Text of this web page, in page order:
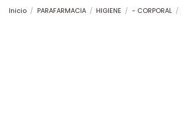
Inicio PARAFARMACIA HIGIENE - CORPORAL